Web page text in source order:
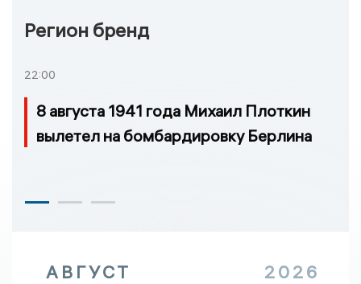
Регион бренд
22:00
8 августа 1941 года Михаил Плоткин
вылетел на бомбардировку Берлина
АВГУСТ 2026